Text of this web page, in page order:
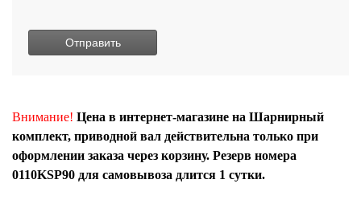
Внимание! Цена в интернет-магазине на Шарнирный
комплект, приводной вал действительна только при
оформлении заказа через корзину. Резерв номера
0110KSP90 для самовывоза длится 1 сутки.